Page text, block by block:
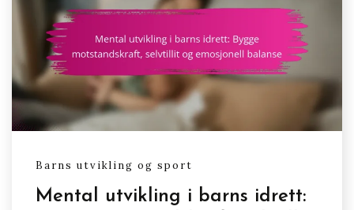
Barns utvikling og sport
Mental utvikling i barns idrett: